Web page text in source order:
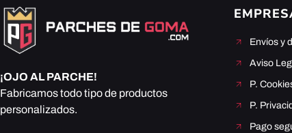
¡OJO AL PARCHE!
Fabricamos todo tipo de productos
personalizados.
Envíos y
Aviso
P.
P.
Pago